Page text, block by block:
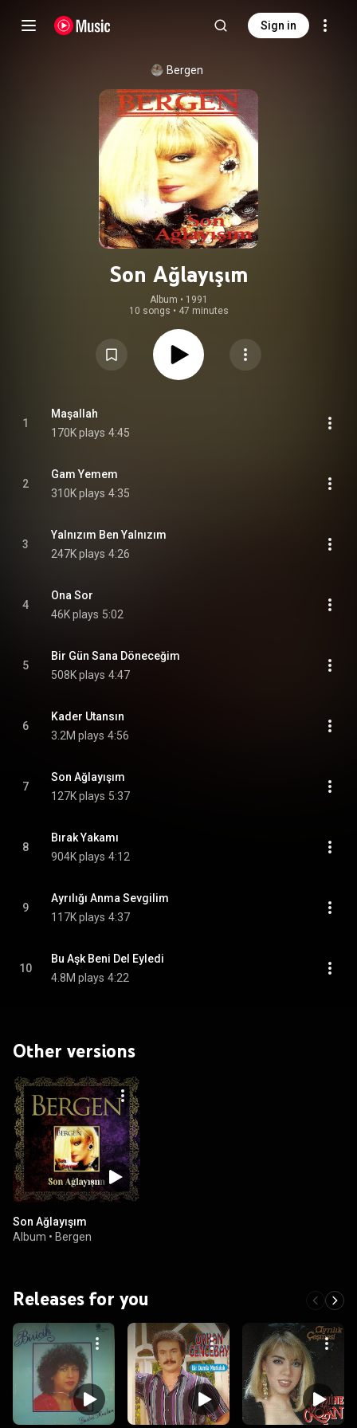
Sign in
Bergen
Son Ağlayışım
Album • 1991
10 songs • 47 minutes
1
Maşallah
170K plays 4:45
2
Gam Yemem
310K plays 4:35
3
Yalnızım Ben Yalnızım
247K plays 4:26
4
Ona Sor
46K plays 5:02
5
Bir Gün Sana Döneceğim
508K plays 4:47
6
Kader Utansın
3.2M plays 4:56
7
Son Ağlayışım
127K plays 5:37
8
Bırak Yakamı
904K plays 4:12
9
Ayrılığı Anma Sevgilim
117K plays 4:37
10
Bu Aşk Beni Del Eyledi
4.8M plays 4:22
Other versions
Son Ağlayışım
Album • Bergen
Releases for you